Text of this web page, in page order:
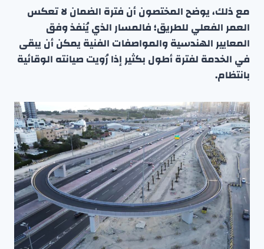
مع ذلك، يوضح المختصون أن فترة الضمان لا تعكس
العمر الفعلي للطريق؛ فالمسار الذي يُنفذ وفق
المعايير الهندسية والمواصفات الفنية يمكن أن يبقى
في الخدمة لفترة أطول بكثير إذا رُويت صيانته الوقائية
بانتظام.